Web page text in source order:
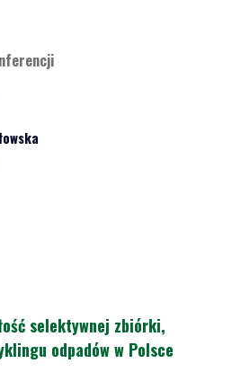
selektywnej zbiórki,
odpadów w Polsce